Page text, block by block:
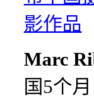
Marc
国5个